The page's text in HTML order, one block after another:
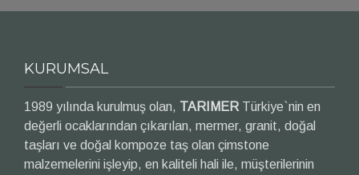
KURUMSAL
1989 yılında kurulmuş olan, TARIMER Türkiye`nin en
değerli ocaklarından çıkarılan, mermer, granit, doğal
taşları ve doğal kompoze taş olan çimstone
malzemelerini işleyip, en kaliteli hali ile, müşterilerinin